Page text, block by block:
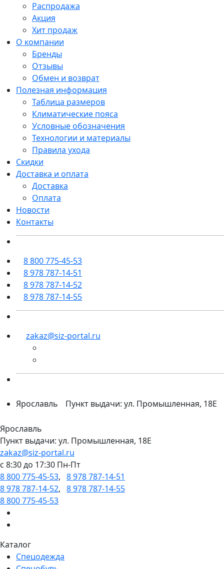
Распродажа
Акция
Хит продаж
О компании
Бренды
Отзывы
Обмен и возврат
Полезная информация
Таблица размеров
Климатические пояса
Условные обозначения
Технологии и материалы
Правила ухода
Скидки
Доставка и оплата
Доставка
Оплата
Новости
Контакты
8 800 775-45-53
8 978 787-14-51
8 978 787-14-52
8 978 787-14-55
zakaz@siz-portal.ru
Ярославль Пункт выдачи: ул. Промышленная, 18Е
Ярославль
Пункт выдачи: ул. Промышленная, 18Е
zakaz@siz-portal.ru
c 8:30 до 17:30 Пн-Пт
8 800 775-45-53, 8 978 787-14-51
8 978 787-14-52, 8 978 787-14-55
8 800 775-45-53
Каталог
Спецодежда